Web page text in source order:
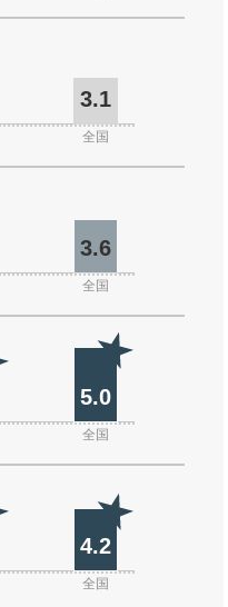
3.1
全国
3.6
全国
5.0
全国
4.2
全国